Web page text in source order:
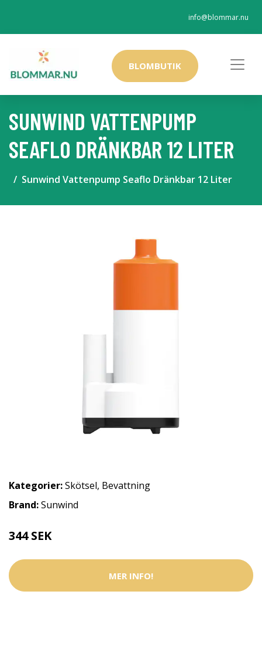
info@blommar.nu
BLOMBUTIK
SUNWIND VATTENPUMP
SEAFLO DRÄNKBAR 12 LITER
Sunwind Vattenpump Seaflo Dränkbar 12 Liter
Kategorier:Skötsel, Bevattning
Brand:Sunwind
344 SEK
MER INFO!